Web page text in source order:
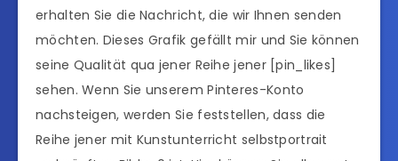
erhalten Sie die Nachricht, die wir Ihnen senden
möchten. Dieses Grafik gefällt mir und Sie können
seine Qualität qua jener Reihe jener [pin_likes]
sehen. Wenn Sie unserem Pinteres-Konto
nachsteigen, werden Sie feststellen, dass die
Reihe jener mit Kunstunterricht selbstportrait